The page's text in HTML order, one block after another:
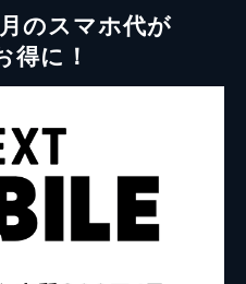
のスマホ代が
得に！